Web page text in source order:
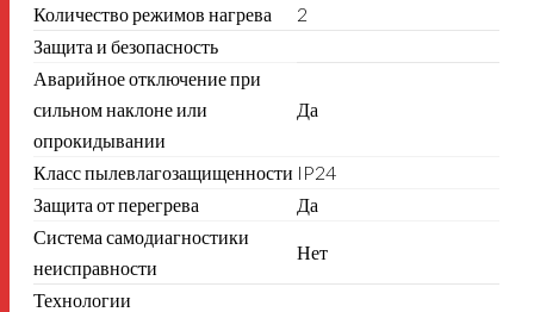
Количество режимов нагрева
2
Защита и безопасность
Аварийное отключение при
сильном наклоне или
опрокидывании
Да
Класс пылевлагозащищенности IP24
Защита от перегрева
Да
Система самодиагностики
неисправности
Нет
Технологии